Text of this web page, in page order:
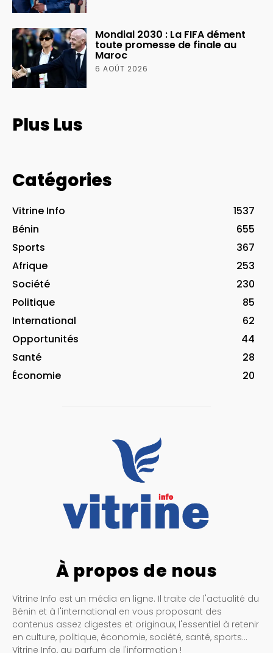
Mondial 2030 : La FIFA dément
toute promesse de finale au
Maroc
6 AOÛT 2026
Plus Lus
Catégories
Vitrine Info
1537
Bénin
655
Sports
367
Afrique
253
Société
230
Politique
85
International
62
Opportunités
44
Santé
28
Économie
20
À propos de nous
Vitrine Info est un média en ligne. Il traite de l'actualité du
Bénin et à l'international en vous proposant des
contenus assez digestes et originaux, l'essentiel à retenir
en culture, politique, économie, société, santé, sports…
Vitrine Info, au parfum de l'information !